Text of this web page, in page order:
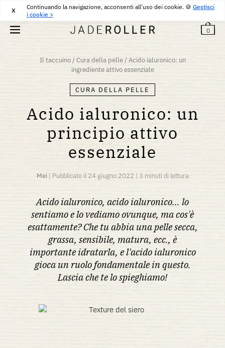
Continuando la navigazione, acconsenti all'uso dei cookie. 🍪 Gestisci
i cookie >
X 30 €
RESI GRATUITI PER 30 GIORNI
0
Il taccuino/Cura della pelle/Acido ialuronico: un
ingrediente attivo essenziale
CURA DELLA PELLE
Acido ialuronico: un
principio attivo
essenziale
Mei | Pubblicato il 24 giugno 2022 | 3 minuti di lettura
Acido ialuronico, acido ialuronico... lo
sentiamo e lo vediamo ovunque, ma cos'è
esattamente? Che tu abbia una pelle secca,
grassa, sensibile, matura, ecc., è
importante idratarla, e l'acido ialuronico
gioca un ruolo fondamentale in questo.
Lascia che te lo spieghiamo!